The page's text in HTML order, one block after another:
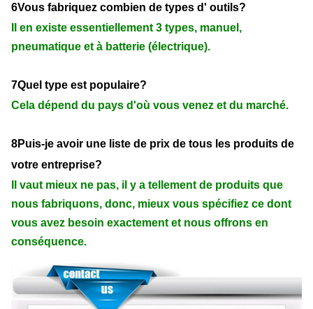
6Vous fabriquez combien de types d' outils?
Il en existe essentiellement 3 types, manuel,
pneumatique et à batterie (électrique).
7Quel type est populaire?
Cela dépend du pays d'où vous venez et du marché.
8Puis-je avoir une liste de prix de tous les produits de
votre entreprise?
Il vaut mieux ne pas, il y a tellement de produits que
nous fabriquons, donc, mieux vous spécifiez ce dont
vous avez besoin exactement et nous offrons en
conséquence.